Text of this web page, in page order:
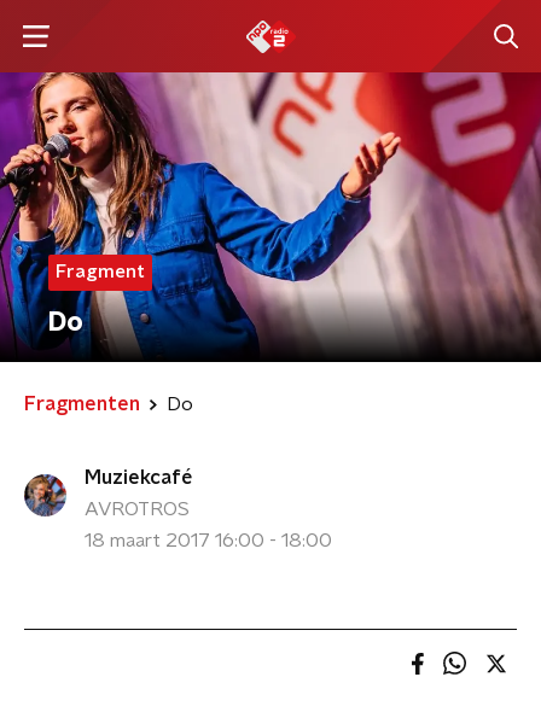
Fragment
Do
Fragmenten Do
Muziekcafé
AVROTROS
18 maart 2017 16:00 - 18:00